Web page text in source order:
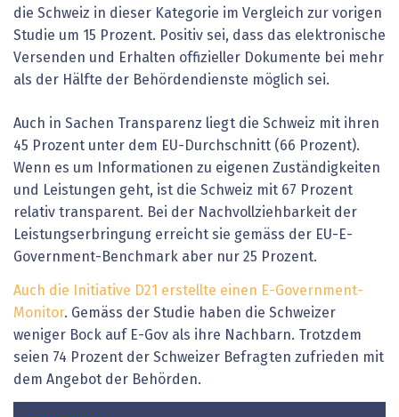
die Schweiz in dieser Kategorie im Vergleich zur vorigen
Studie um 15 Prozent. Positiv sei, dass das elektronische
Versenden und Erhalten offizieller Dokumente bei mehr
als der Hälfte der Behördendienste möglich sei.
Auch in Sachen Transparenz liegt die Schweiz mit ihren
45 Prozent unter dem EU-Durchschnitt (66 Prozent).
Wenn es um Informationen zu eigenen Zuständigkeiten
und Leistungen geht, ist die Schweiz mit 67 Prozent
relativ transparent. Bei der Nachvollziehbarkeit der
Leistungserbringung erreicht sie gemäss der EU-E-
Government-Benchmark aber nur 25 Prozent.
Auch die Initiative D21 erstellte einen E-Government-
Monitor. Gemäss der Studie haben die Schweizer
weniger Bock auf E-Gov als ihre Nachbarn. Trotzdem
seien 74 Prozent der Schweizer Befragten zufrieden mit
dem Angebot der Behörden.